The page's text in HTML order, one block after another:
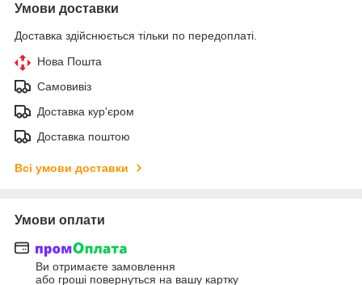
Умови доставки
Доставка здійснюється тільки по передоплаті.
Нова Пошта
Самовивіз
Доставка кур'єром
Доставка поштою
Всі умови доставки
Умови оплати
Ви отримаєте замовлення
або гроші повернуться на вашу картку